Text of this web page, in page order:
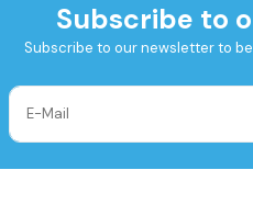
Subscribe to
Subscribe to our newsletter to